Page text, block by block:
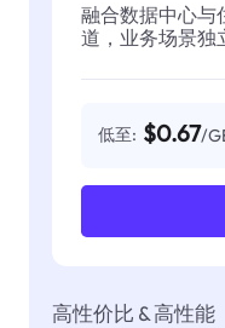
融合数据中心与
道，业务场景独
低至: $0.67/
高性价比 & 高性能